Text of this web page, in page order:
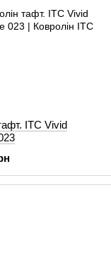
ITC Vivid